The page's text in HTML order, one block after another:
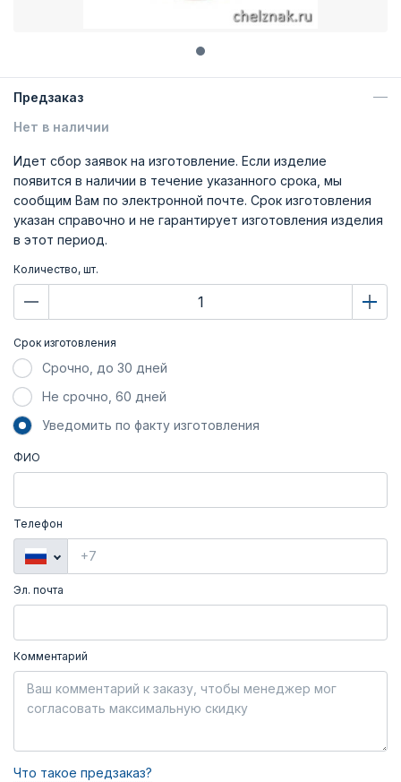
Предзаказ
Нет в наличии
Идет сбор заявок на изготовление. Если изделие
появится в наличии в течение указанного срока, мы
сообщим Вам по электронной почте. Срок изготовления
указан справочно и не гарантирует изготовления изделия
в этот период.
Количество, шт.
Срок изготовления
Срочно, до 30 дней
Не срочно, 60 дней
Уведомить по факту изготовления
ФИО
Телефон
Эл. почта
Комментарий
Что такое предзаказ?